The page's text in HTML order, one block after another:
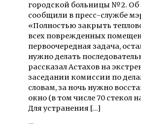
городской больницы №2. Об
сообщили в пресс-службе
«Полностью закрыть
всех поврежденных
первоочередная задача,
нужно делать
рассказал Астахов на
заседании комиссии по
словам, за ночь нужно
окно (в том числе 70 стекол
Для устранения […]